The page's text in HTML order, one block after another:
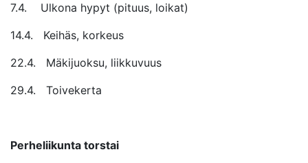
7.4. Ulkona hypyt (pituus, loikat)
14.4. Keihäs, korkeus
22.4. Mäkijuoksu, liikkuvuus
29.4. Toivekerta
Perheliikunta torstai